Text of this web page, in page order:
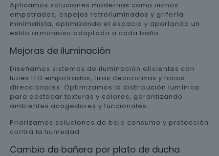
Aplicamos soluciones modernas como nichos
empotrados, espejos retroiluminados y grifería
minimalista, optimizando el espacio y aportando un
estilo armonioso adaptado a cada baño.
Mejoras de iluminación
Diseñamos sistemas de iluminación eficientes con
luces LED empotradas, tiras decorativas y focos
direccionales. Optimizamos la distribución lumínica
para destacar texturas y colores, garantizando
ambientes acogedores y funcionales.
Priorizamos soluciones de bajo consumo y protección
contra la humedad.
Cambio de bañera por plato de ducha